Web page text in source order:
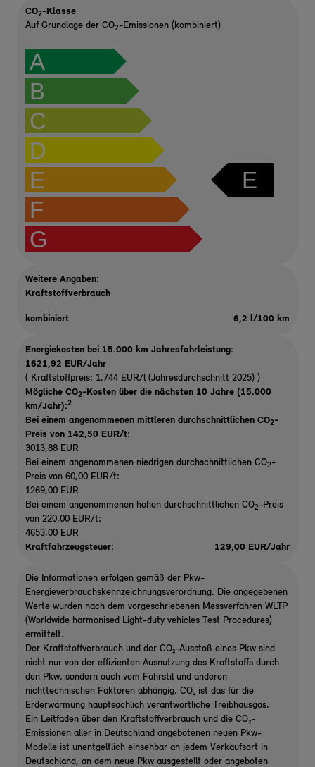
CO2-Klasse
Auf Grundlage der CO2-Emissionen (kombiniert)
A
B
C
D
E
F
G
E
Weitere Angaben:
Kraftstoffverbrauch
kombiniert 6,2 l/100 km
Energiekosten bei 15.000 km Jahresfahrleistung:
1621,92 EUR/Jahr
( Kraftstoffpreis: 1,744 EUR/l (Jahresdurchschnitt 2025) )
Mögliche CO2-Kosten über die nächsten 10 Jahre (15.000
km/Jahr):2
Bei einem angenommenen mittleren durchschnittlichen CO2-
Preis von 142,50 EUR/t:
3013,88 EUR
Bei einem angenommenen niedrigen durchschnittlichen CO2-
Preis von 60,00 EUR/t:
1269,00 EUR
Bei einem angenommenen hohen durchschnittlichen CO2-Preis
von 220,00 EUR/t:
4653,00 EUR
Kraftfahrzeugsteuer:
129,00 EUR/Jahr
Die Informationen erfolgen gemäß der Pkw-
Energieverbrauchskennzeichnungsverordnung. Die angegebenen
Werte wurden nach dem vorgeschriebenen Messverfahren WLTP
(Worldwide harmonised Light-duty vehicles Test Procedures)
ermittelt.
Der Kraftstoffverbrauch und der CO₂-Ausstoß eines Pkw sind
nicht nur von der effizienten Ausnutzung des Kraftstoffs durch
den Pkw, sondern auch vom Fahrstil und anderen
nichttechnischen Faktoren abhängig. CO₂ ist das für die
Erderwärmung hauptsächlich verantwortliche Treibhausgas.
Ein Leitfaden über den Kraftstoffverbrauch und die CO₂-
Emissionen aller in Deutschland angebotenen neuen Pkw-
Modelle ist unentgeltlich einsehbar an jedem Verkaufsort in
Deutschland, an dem neue Pkw ausgestellt oder angeboten